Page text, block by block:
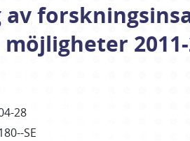
2011-
28
SE